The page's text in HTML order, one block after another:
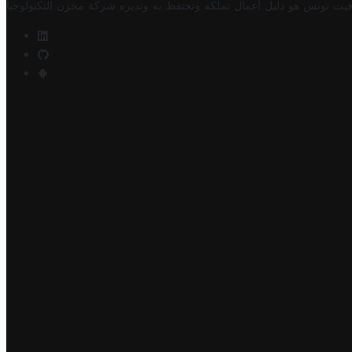
تونس هو دليل أعمال تملكه وتحتفظ به وتديره شركة مخزن التكنولوجيا